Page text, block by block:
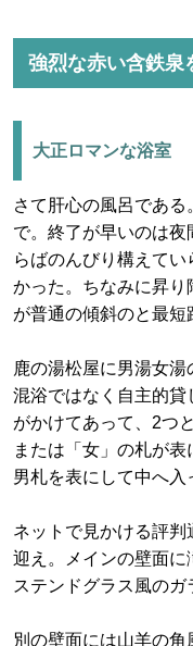
強烈な赤い含鉄泉
大正ロマンな浴室
さて肝心の風呂であ
で。終了が早いのは
らばのんびり構えて
かった。ちなみに昇
が普通の傾斜のと最短
鹿の湯松屋に男湯女
混浴ではなく自主的
がかけてあって、2つ
または「女」の札が
男札を表にして中へ入
ネットで見かける評
迎え。メインの壁面
ステンドグラス風のガ
別の壁面には山羊の